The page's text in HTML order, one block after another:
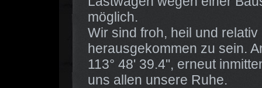
möglich.
Wir sind froh, heil und
herausgekommen zu sein.
113° 48' 39.4'', erneut
uns allen unsere Ruhe.